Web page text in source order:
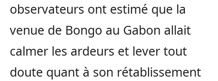
observateurs ont estimé que la
venue de Bongo au Gabon allait
calmer les ardeurs et lever tout
doute quant à son rétablissement